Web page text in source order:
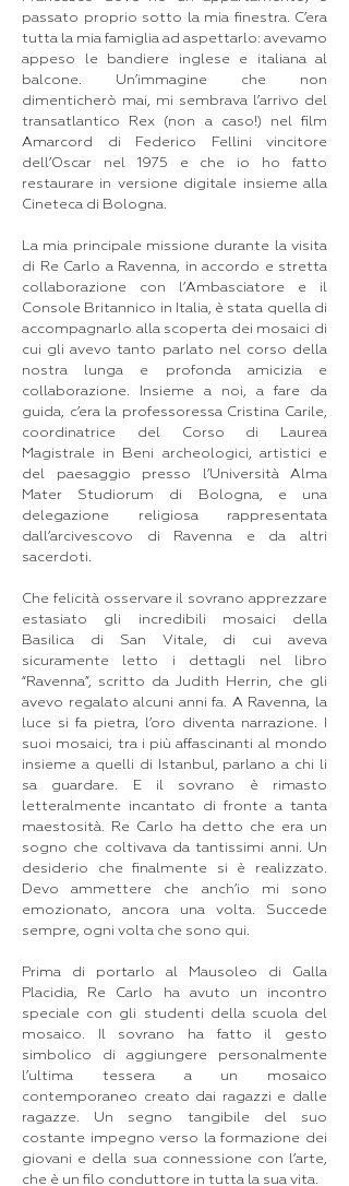
passato proprio sotto la mia finestra. C’era
tutta la mia famiglia ad aspettarlo: avevamo
appeso le bandiere inglese e italiana al
balcone. Un’immagine che non
dimenticherò mai, mi sembrava l’arrivo del
transatlantico Rex (non a caso!) nel film
Amarcord di Federico Fellini vincitore
dell’Oscar nel 1975 e che io ho fatto
restaurare in versione digitale insieme alla
Cineteca di Bologna.
La mia principale missione durante la visita
di Re Carlo a Ravenna, in accordo e stretta
collaborazione con l’Ambasciatore e il
Console Britannico in Italia, è stata quella di
accompagnarlo alla scoperta dei mosaici di
cui gli avevo tanto parlato nel corso della
nostra lunga e profonda amicizia e
collaborazione. Insieme a noi, a fare da
guida, c’era la professoressa Cristina Carile,
coordinatrice del Corso di Laurea
Magistrale in Beni archeologici, artistici e
del paesaggio presso l’Università Alma
Mater Studiorum di Bologna, e una
delegazione religiosa rappresentata
dall’arcivescovo di Ravenna e da altri
sacerdoti.
Che felicità osservare il sovrano apprezzare
estasiato gli incredibili mosaici della
Basilica di San Vitale, di cui aveva
sicuramente letto i dettagli nel libro
“Ravenna”, scritto da Judith Herrin, che gli
avevo regalato alcuni anni fa. A Ravenna, la
luce si fa pietra, l’oro diventa narrazione. I
suoi mosaici, tra i più affascinanti al mondo
insieme a quelli di Istanbul, parlano a chi li
sa guardare. E il sovrano è rimasto
letteralmente incantato di fronte a tanta
maestosità. Re Carlo ha detto che era un
sogno che coltivava da tantissimi anni. Un
desiderio che finalmente si è realizzato.
Devo ammettere che anch’io mi sono
emozionato, ancora una volta. Succede
sempre, ogni volta che sono qui.
Prima di portarlo al Mausoleo di Galla
Placidia, Re Carlo ha avuto un incontro
speciale con gli studenti della scuola del
mosaico. Il sovrano ha fatto il gesto
simbolico di aggiungere personalmente
l’ultima tessera a un mosaico
contemporaneo creato dai ragazzi e dalle
ragazze. Un segno tangibile del suo
costante impegno verso la formazione dei
giovani e della sua connessione con l’arte,
che è un filo conduttore in tutta la sua vita.